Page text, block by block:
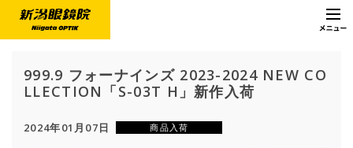
999.9 フォーナインズ 2023-2024 NEW CO
LLECTION「S-03T H」新作入荷
2024年01月07日 商品入荷